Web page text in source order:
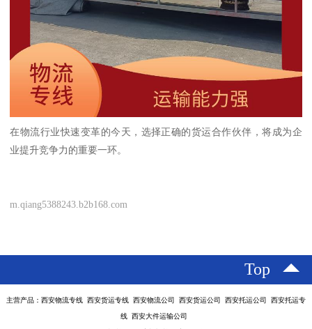
在物流行业快速变革的今天，选择正确的货运合作伙伴，将成为企
业提升竞争力的重要一环。
m.qiang5388243.b2b168.com
Top
主营产品：西安物流专线 西安货运专线 西安物流公司 西安货运公司 西安托运公司 西安托运专
线 西安大件运输公司